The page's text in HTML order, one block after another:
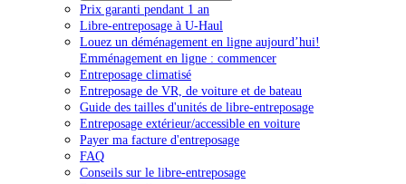
Prix garanti pendant 1 an
Libre-entreposage à U-Haul
Louez un déménagement en ligne aujourd’hui!
Emménagement en ligne : commencer
Entreposage climatisé
Entreposage de VR, de voiture et de bateau
Guide des tailles d'unités de libre-entreposage
Entreposage extérieur/accessible en voiture
Payer ma facture d'entreposage
FAQ
Conseils sur le libre-entreposage